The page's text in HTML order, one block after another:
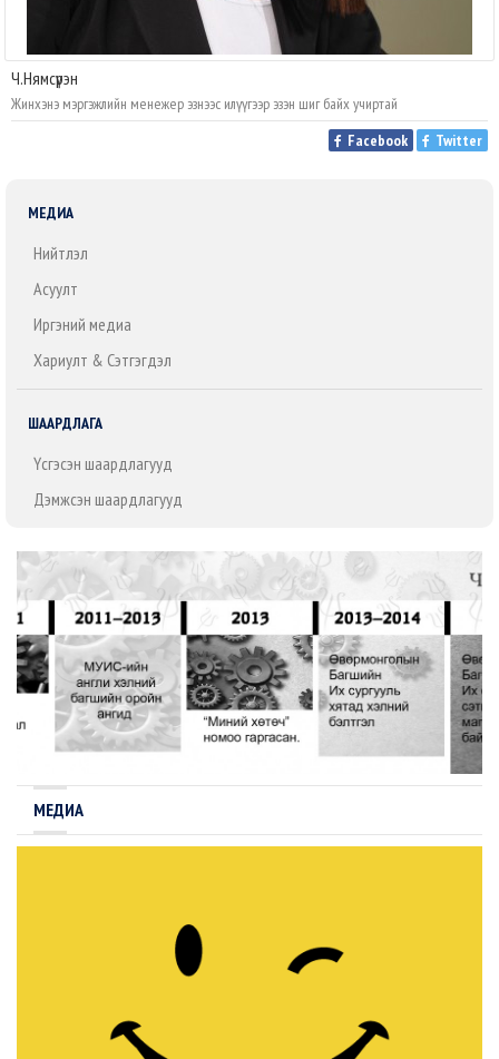
Ч.Нямсүрэн
Жинхэнэ мэргэжлийн менежер эзнээс илүүгээр эзэн шиг байх учиртай
Facebook
Twitter
МЕДИА
Нийтлэл
Асуулт
Иргэний медиа
Хариулт & Сэтгэгдэл
ШААРДЛАГА
Үүсгэсэн шаардлагууд
Дэмжсэн шаардлагууд
МЕДИА